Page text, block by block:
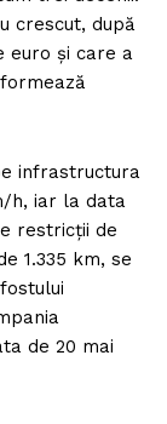
crescut, după
euro şi care a
infrastructura
h, iar la data
restricţii de
1.335 km, se
de 20 mai